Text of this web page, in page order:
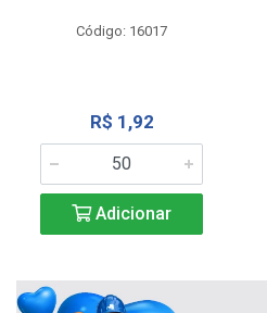
Código: 16017
R$ 1,92
Adicionar